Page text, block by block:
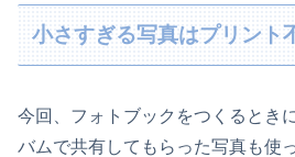
小さすぎる写真はプリント
今回、フォトブックをつくるとき
バムで共有してもらった写真も使